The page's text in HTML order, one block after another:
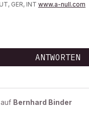
GER, INT www.a-null.com
ANTWORTEN
Bernhard Binder